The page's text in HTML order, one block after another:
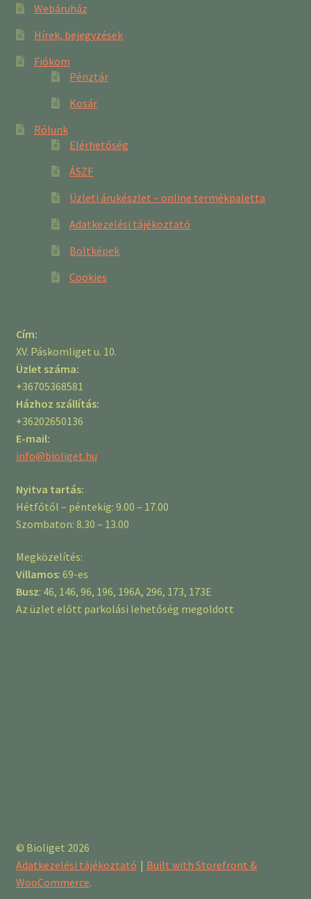
Webáruház
Hírek, bejegyzések
Fiókom
Pénztár
Kosár
Rólunk
Elérhetőség
ÁSZF
Üzleti árukészlet – online termékpaletta
Adatkezelési tájékoztató
Boltképek
Cookies
Cím:
XV. Páskomliget u. 10.
Üzlet száma:
+36705368581
Házhoz szállítás:
+36202650136
E-mail:
info@bioliget.hu
Nyitva tartás:
Hétfőtől – péntekig: 9.00 – 17.00
Szombaton: 8.30 – 13.00
Megközelítés:
Villamos: 69-es
Busz: 46, 146, 96, 196, 196A, 296, 173, 173E
Az üzlet előtt parkolási lehetőség megoldott
© Bioliget 2026
Adatkezelési tájékoztató
Built with Storefront &
WooCommerce.